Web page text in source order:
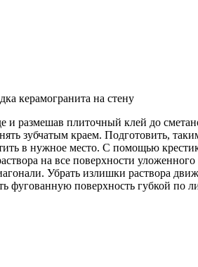
керамогранита на стену
размешав плиточный клей до
зубчатым краем. Подготовить,
в нужное место. С помощью
на все поверхности
Убрать излишки раствора
поверхность губкой по